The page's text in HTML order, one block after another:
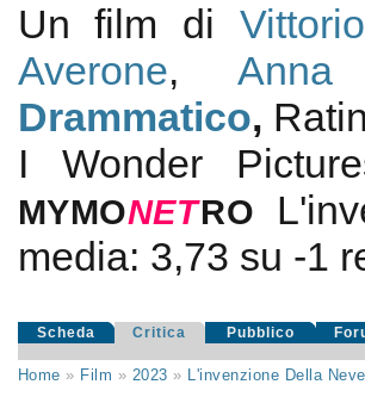
Un film di
Averone, Anna
Drammatico,
I Wonder
MYMONETRO
media: 3,73 su -1
Scheda Critica Pubblico
Home » Film » 2023 » L'invenzione Della Neve